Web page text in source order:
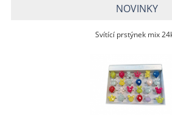
NOVINKY
Svítící prstýnek mix